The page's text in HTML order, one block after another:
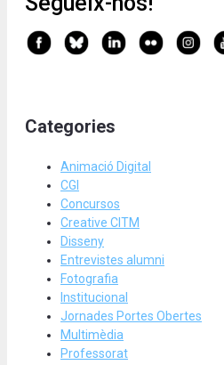
Categories
Animació Digital
CGI
Concursos
Creative CITM
Disseny
Entrevistes alumni
Fotografia
Institucional
Jornades Portes Obertes
Multimèdia
Professorat